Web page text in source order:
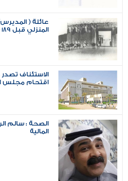
عائلة (
المنزلي قبل 189 سنة
الاستئناف
اقتحام مجلس
الصحة : سالم
المالية